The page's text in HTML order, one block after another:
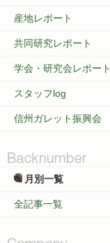
産地レポート
共同研究レポート
学会・研究会レポート
スタッフlog
信州ガレット振興会
月別一覧
全記事一覧